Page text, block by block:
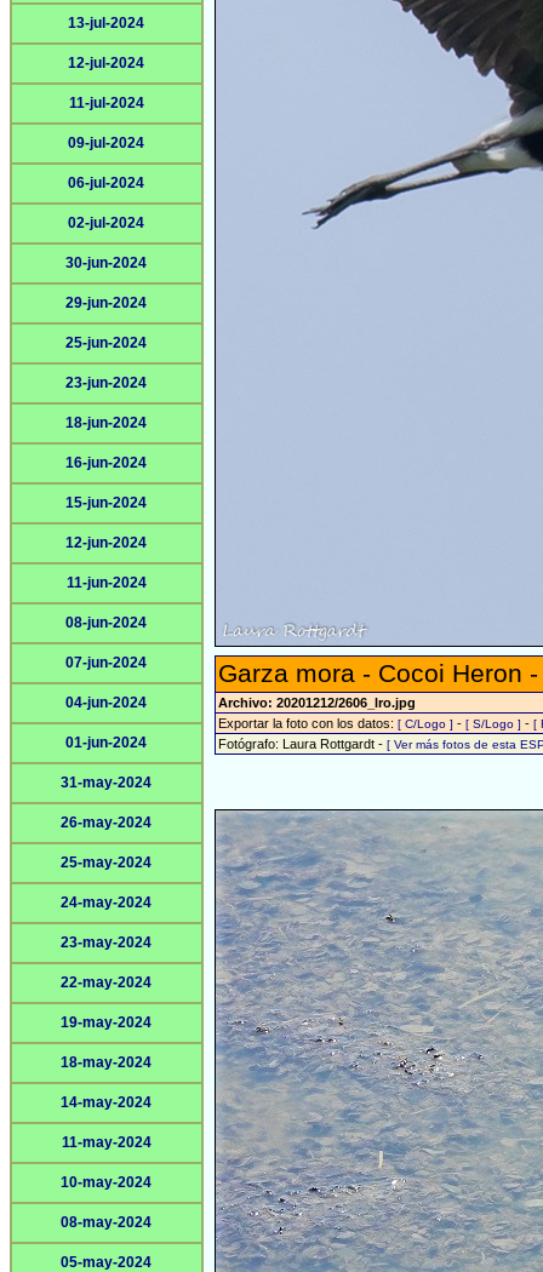
13-jul-2024
12-jul-2024
11-jul-2024
09-jul-2024
06-jul-2024
02-jul-2024
30-jun-2024
29-jun-2024
25-jun-2024
23-jun-2024
18-jun-2024
16-jun-2024
15-jun-2024
12-jun-2024
11-jun-2024
08-jun-2024
07-jun-2024
04-jun-2024
01-jun-2024
31-may-2024
26-may-2024
25-may-2024
24-may-2024
23-may-2024
22-may-2024
19-may-2024
18-may-2024
14-may-2024
11-may-2024
10-may-2024
08-may-2024
05-may-2024
Garza mora - Cocoi Heron
Archivo: 20201212/2606_lro.jpg
Exportar la foto con los datos: [ C/Logo ] - [ S/Logo ] - [
Fotógrafo: Laura Rottgardt - [ Ver más fotos de esta